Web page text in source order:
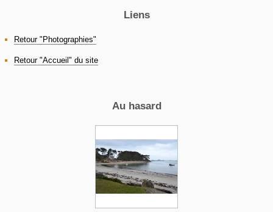
Liens
Retour "Photographies"
Retour "Accueil" du site
Au hasard